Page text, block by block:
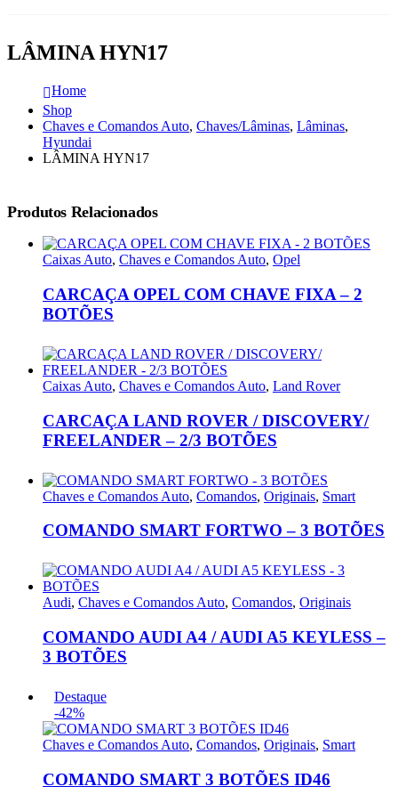
LÂMINA HYN17
Home
Shop
Chaves e Comandos Auto, Chaves/Lâminas, Lâminas,
Hyundai
LÂMINA HYN17
Produtos Relacionados
Caixas Auto, Chaves e Comandos Auto, Opel
CARCAÇA OPEL COM CHAVE FIXA – 2
BOTÕES
Caixas Auto, Chaves e Comandos Auto, Land Rover
CARCAÇA LAND ROVER / DISCOVERY/
FREELANDER – 2/3 BOTÕES
Chaves e Comandos Auto, Comandos, Originais, Smart
COMANDO SMART FORTWO – 3 BOTÕES
Audi, Chaves e Comandos Auto, Comandos, Originais
COMANDO AUDI A4 / AUDI A5 KEYLESS –
3 BOTÕES
Destaque
-42%
Chaves e Comandos Auto, Comandos, Originais, Smart
COMANDO SMART 3 BOTÕES ID46